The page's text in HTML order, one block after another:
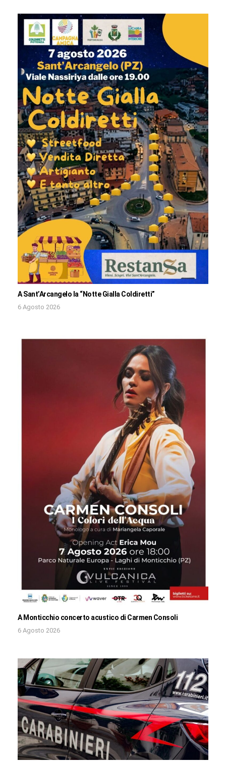
A Sant’Arcangelo la “Notte Gialla Coldiretti”
6 Agosto 2026
A Monticchio concerto acustico di Carmen Consoli
6 Agosto 2026